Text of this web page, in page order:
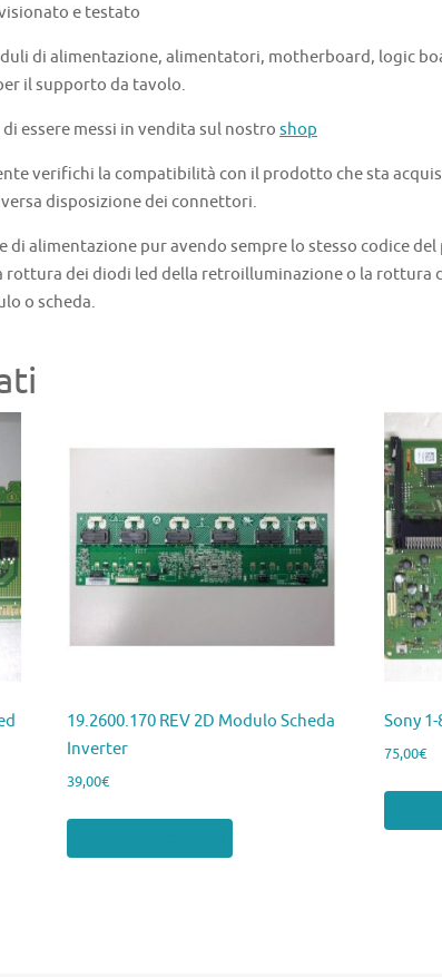
e testato
di alimentazione, alimentatori, motherboard, logic
il supporto da tavolo.
essere messi in vendita sul nostro shop
verifichi la compatibilità con il prodotto che sta
disposizione dei connettori.
di alimentazione pur avendo sempre lo stesso codice
rottura dei diodi led della retroilluminazione o la rottura
o scheda.
19.2600.170 REV 2D Modulo Scheda
Inverter
39,00€
Sony
75,00€